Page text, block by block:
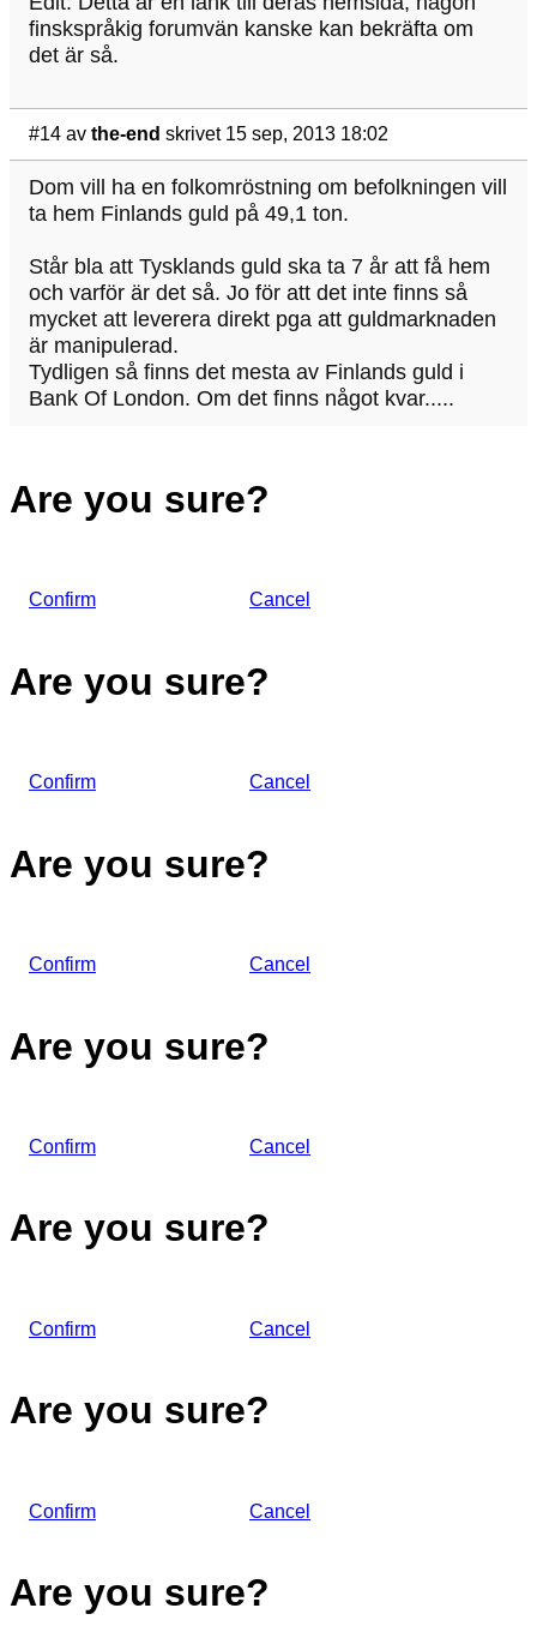
finskspråkig forumvän kanske kan bekräfta om
det är så.
#14 av the-end skrivet 15 sep, 2013 18:02
Dom vill ha en folkomröstning om befolkningen vill
ta hem Finlands guld på 49,1 ton.
Står bla att Tysklands guld ska ta 7 år att få hem
och varför är det så. Jo för att det inte finns så
mycket att leverera direkt pga att guldmarknaden
är manipulerad.
Tydligen så finns det mesta av Finlands guld i
Bank Of London. Om det finns något kvar.....
Are you sure?
Confirm Cancel
Are you sure?
Confirm Cancel
Are you sure?
Confirm Cancel
Are you sure?
Confirm Cancel
Are you sure?
Confirm Cancel
Are you sure?
Confirm Cancel
Are you sure?